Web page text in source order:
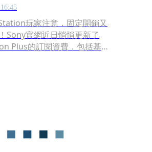
玩家注意，固定開銷又
Sony官網近日悄悄更新了
Plus的訂閱資費，包括基